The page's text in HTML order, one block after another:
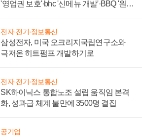
'영업권 보호'·bhc '신메뉴 개발'·BBQ '원가
전자·전기·정보통신
삼성전자, 미국 오크리지국립연구소와
극저온 히트펌프 개발하기로
전자·전기·정보통신
SK하이닉스 통합노조 설립 움직임 본격
화, 성과급 체계 불만에 3500명 결집
공기업